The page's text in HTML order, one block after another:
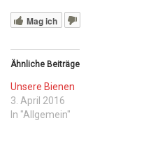
Mag ich
Ähnliche Beiträge
Unsere Bienen
3. April 2016
In "Allgemein"